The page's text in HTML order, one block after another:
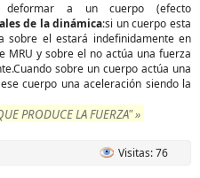
a un cuerpo (efecto
de la dinámica:si un cuerpo esta
sobre el estará indefinidamente en
MRU y sobre el no actúa una fuerza
sobre un cuerpo actúa una
cuerpo una aceleración siendo la
PRODUCE LA FUERZA" »
Visitas: 76